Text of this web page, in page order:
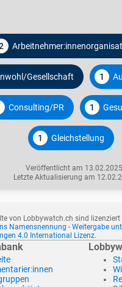
Gesellschaft 1
Consulting/PR 1
1 Gleichstellung
Veröffentlicht am 13.02.2025
Letzte Aktualisierung am
von Lobbywatch.ch sind lizenziert
Namensnennung - Weitergabe
4.0 International Lizenz.